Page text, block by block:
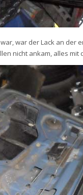
war der Lack an
nicht ankam, alles mit